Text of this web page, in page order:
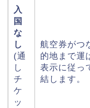
入
国
な
し
(通
し
チ
ケ
ッ
航空券がつ
的地まで運
表示に従っ
結します。